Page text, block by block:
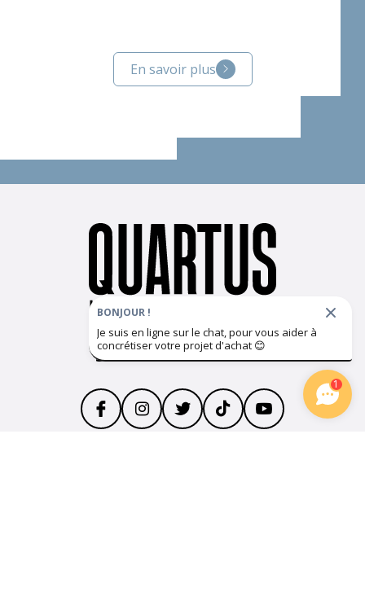
En savoir plus
Suivez notre actualité
1
BONJOUR !
Je suis en ligne sur le chat, pour vous aider à
concrétiser votre projet d'achat 😊